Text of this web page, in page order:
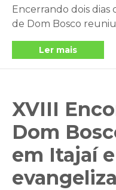
Encerrando dois dias
de Dom Bosco
Ler mais
XVIII
Dom
em Itajaí